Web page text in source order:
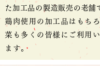
た加工品の製造販売の老舗
鶏肉使用の加工品はもち
菜も多くの皆様にご利用
ます。